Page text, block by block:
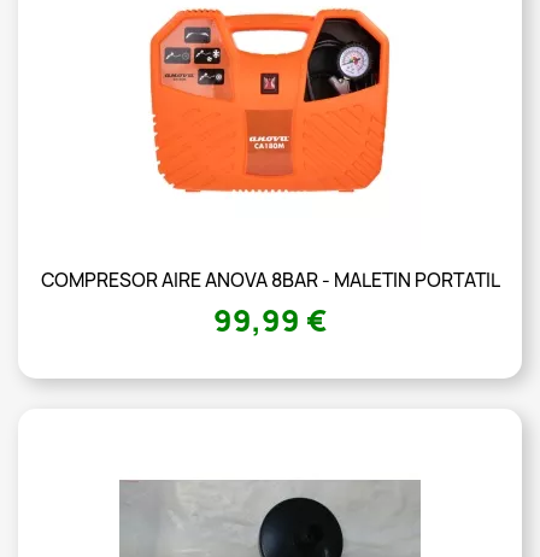
COMPRESOR AIRE ANOVA 8BAR - MALETIN PORTATIL
99,99 €